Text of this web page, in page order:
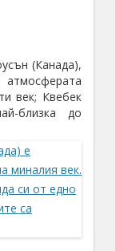
(Канада),
атмосферата
век; Квебек
близка до